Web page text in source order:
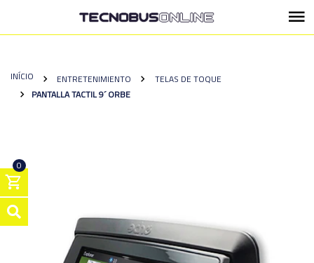
0
INÍCIO ENTRETENIMIENTO
TELAS DE TOQUE
PANTALLA TACTIL 9´ ORBE